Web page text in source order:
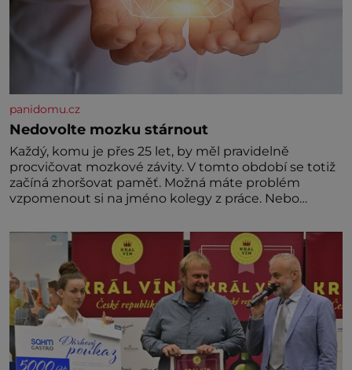
panidomu.cz
Nedovolte mozku stárnout
Každý, komu je přes 25 let, by měl pravidelně
procvičovat mozkové závity. V tomto období se totiž
začíná zhoršovat paměť. Možná máte problém
vzpomenout si na jméno kolegy z práce. Nebo
nedávno přečetli. Je to opravdu tak, s věkem jako
kdyby se paměť rozhodla stávkovat. Cvičte